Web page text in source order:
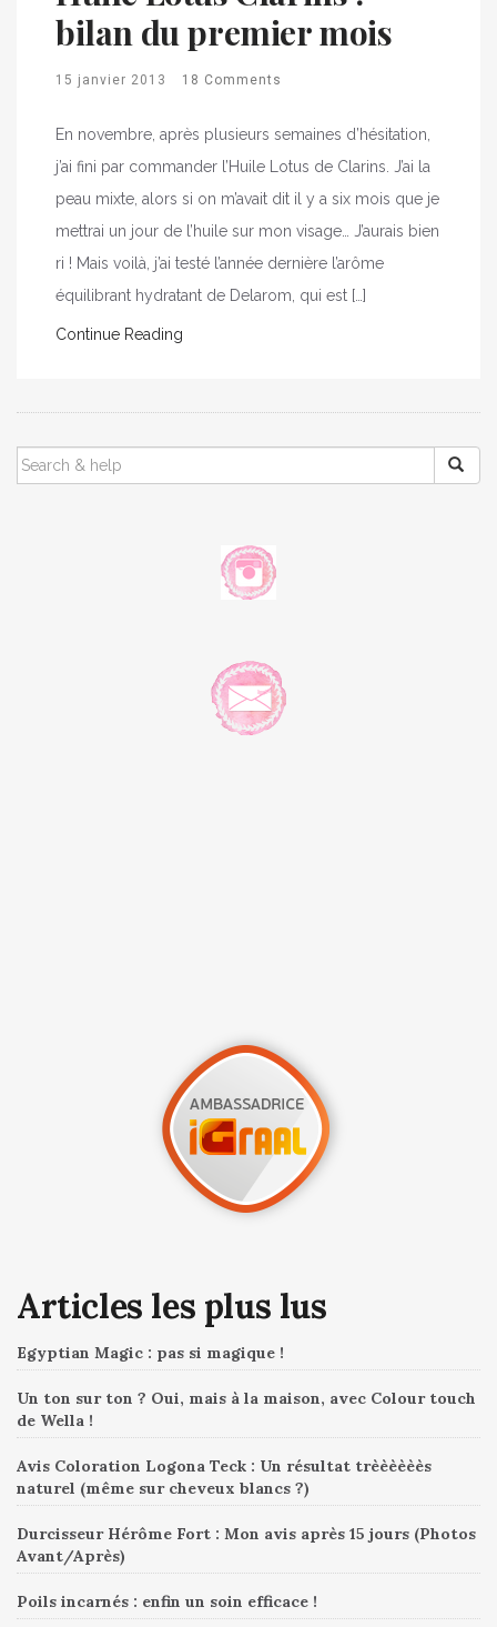
bilan du premier mois
15 janvier 2013 18 Comments
En novembre, après plusieurs semaines d’hésitation,
j’ai fini par commander l’Huile Lotus de Clarins. J’ai la
peau mixte, alors si on m’avait dit il y a six mois que je
mettrai un jour de l’huile sur mon visage… J’aurais bien
ri ! Mais voilà, j’ai testé l’année dernière l’arôme
équilibrant hydratant de Delarom, qui est […]
Continue Reading
SEARCH
FOR:
Articles les plus lus
Egyptian Magic : pas si magique !
Un ton sur ton ? Oui, mais à la maison, avec Colour touch
de Wella !
Avis Coloration Logona Teck : Un résultat trèèèèèès
naturel (même sur cheveux blancs ?)
Durcisseur Hérôme Fort : Mon avis après 15 jours (Photos
Avant/Après)
Poils incarnés : enfin un soin efficace !